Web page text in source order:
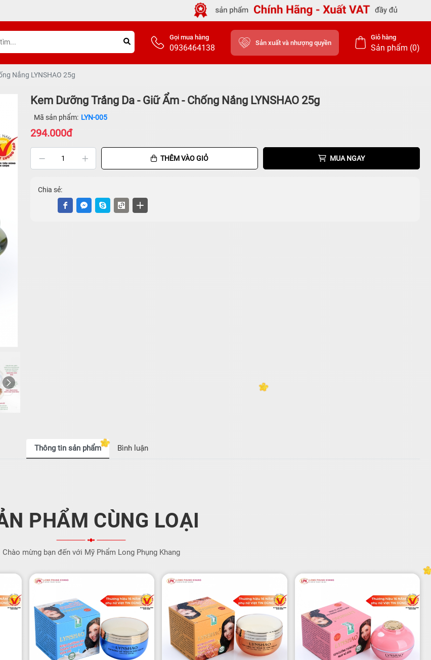
Gọi mua hàng
0936464138
Sản xuất và nhượng quyền
Giỏ hàng
Sản phẩm (0)
Nắng LYNSHAO 25g
Kem Dưỡng Trắng Da - Giữ Ẩm - Chống Nắng LYNSHAO 25g
Mã sản phẩm: LYN-005
294.000đ
THÊM VÀO GIỎ MUA NGAY
Chia sẻ:
Thông tin sản phẩm Bình luận
PHẨM CÙNG LOẠI
Chào mừng bạn đến với Mỹ Phẩm Long Phụng Khang